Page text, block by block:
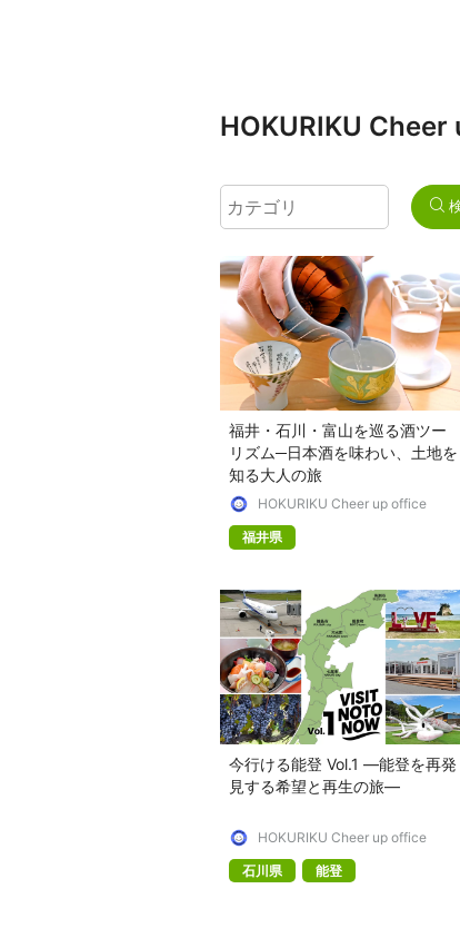
HOKURIKU
福井・石川・富山を巡る酒ツー
リズム─日本酒を味わい、土地を
知る大人の旅
HOKURIKU Cheer up office
福井県
今行ける能登 Vol.1 —能登を再発
見する希望と再生の旅—
HOKURIKU Cheer up office
石川県
能登